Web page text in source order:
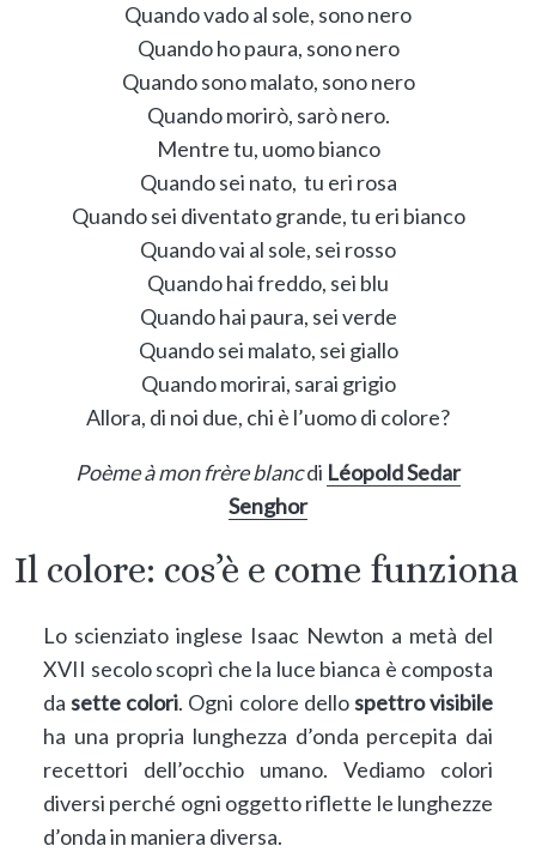
Quando vado al sole, sono nero
Quando ho paura, sono nero
Quando sono malato, sono nero
Quando morirò, sarò nero.
Mentre tu, uomo bianco
Quando sei nato, tu eri rosa
Quando sei diventato grande, tu eri bianco
Quando vai al sole, sei rosso
Quando hai freddo, sei blu
Quando hai paura, sei verde
Quando sei malato, sei giallo
Quando morirai, sarai grigio
Allora, di noi due, chi è l’uomo di colore?
Poème à mon frère blancdi Léopold Sedar
Senghor
Il colore: cos’è e come funziona
Lo scienziato inglese Isaac Newton a metà del
XVII secolo scoprì che la luce bianca è composta
dasette colori. Ogni colore dellospettro visibile
ha una propria lunghezza d’onda percepita dai
recettori dell’occhio umano. Vediamo colori
diversi perché ogni oggetto riflette le lunghezze
d’onda in maniera diversa.